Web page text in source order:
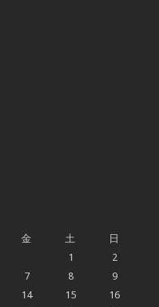
金 土
日
1
2
7 8
9
14 15
16